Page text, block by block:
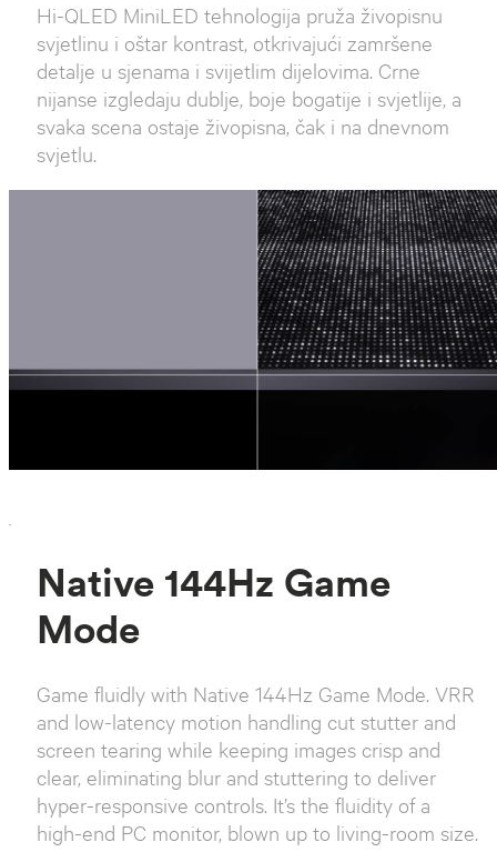
Hi-QLED MiniLED tehnologija pruža živopisnu
svjetlinu i oštar kontrast, otkrivajući zamršene
detalje u sjenama i svijetlim dijelovima. Crne
nijanse izgledaju dublje, boje bogatije i svjetlije, a
svaka scena ostaje živopisna, čak i na dnevnom
svjetlu.
`
Native 144Hz Game
Mode
Game fluidly with Native 144Hz Game Mode. VRR
and low-latency motion handling cut stutter and
screen tearing while keeping images crisp and
clear, eliminating blur and stuttering to deliver
hyper-responsive controls. It’s the fluidity of a
high-end PC monitor, blown up to living-room size.